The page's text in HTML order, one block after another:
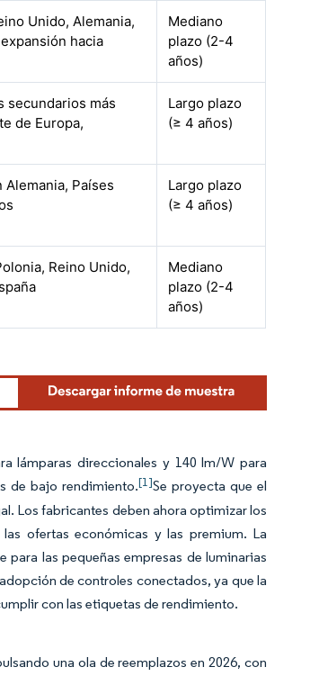
Unido, Alemania,
hacia
Mediano
plazo (2-4
años)
secundarios más
de Europa,
Largo plazo
(≥ 4 años)
Países
Largo plazo
(≥ 4 años)
Reino Unido,
Mediano
plazo (2-4
años)
lámparas direccionales y 140 lm/W para
de bajo rendimiento.[1]Se proyecta que el
Los fabricantes deben ahora optimizar los
ofertas económicas y las premium. La
las pequeñas empresas de luminarias
de controles conectados, ya que la
con las etiquetas de rendimiento.
una ola de reemplazos en 2026, con